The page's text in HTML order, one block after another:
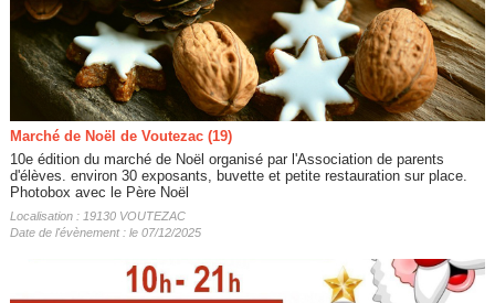
Marché de Noël de Voutezac (19)
10e édition du marché de Noël organisé par l'Association de parents
d'élèves. environ 30 exposants, buvette et petite restauration sur place.
Photobox avec le Père Noël
Localisation : 19130 VOUTEZAC
Date de l'évènement : le 07/12/2025